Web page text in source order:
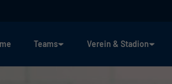
Teams Verein & Stadion